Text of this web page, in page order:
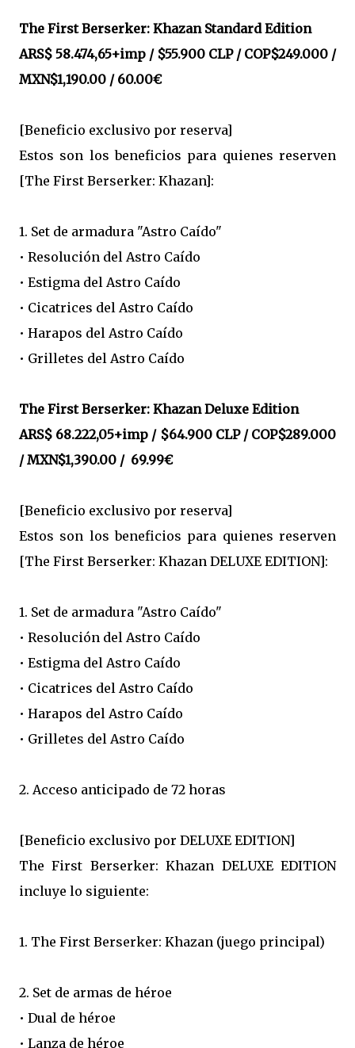
The First Berserker: Khazan Standard Edition
ARS$ 58.474,65+imp / $55.900 CLP / COP$249.000 /
MXN$1,190.00 / 60.00€
[Beneficio exclusivo por reserva]
Estos son los beneficios para quienes reserven
[The First Berserker: Khazan]:
1. Set de armadura "Astro Caído"
• Resolución del Astro Caído
• Estigma del Astro Caído
• Cicatrices del Astro Caído
• Harapos del Astro Caído
• Grilletes del Astro Caído
The First Berserker: Khazan Deluxe Edition
ARS$ 68.222,05+imp / $64.900 CLP / COP$289.000
/ MXN$1,390.00 / 69.99€
[Beneficio exclusivo por reserva]
Estos son los beneficios para quienes reserven
[The First Berserker: Khazan DELUXE EDITION]:
1. Set de armadura "Astro Caído"
• Resolución del Astro Caído
• Estigma del Astro Caído
• Cicatrices del Astro Caído
• Harapos del Astro Caído
• Grilletes del Astro Caído
2. Acceso anticipado de 72 horas
[Beneficio exclusivo por DELUXE EDITION]
The First Berserker: Khazan DELUXE EDITION
incluye lo siguiente:
1. The First Berserker: Khazan (juego principal)
2. Set de armas de héroe
• Dual de héroe
• Lanza de héroe